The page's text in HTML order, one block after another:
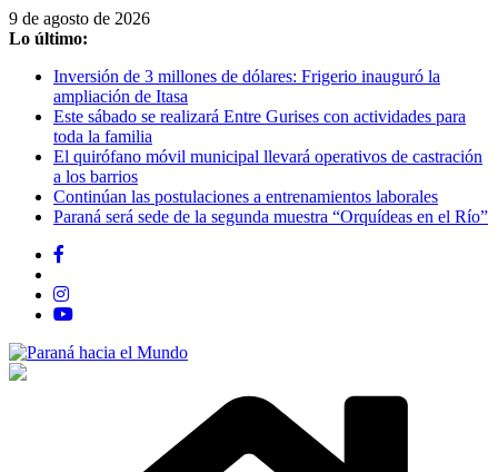
Saltar
al
9 de agosto de 2026
Lo último:
Inversión de 3 millones de dólares: Frigerio inauguró la
ampliación de Itasa
Este sábado se realizará Entre Gurises con actividades para
toda la familia
El quirófano móvil municipal llevará operativos de castración
a los barrios
Continúan las postulaciones a entrenamientos laborales
Paraná será sede de la segunda muestra “Orquídeas en el Río”